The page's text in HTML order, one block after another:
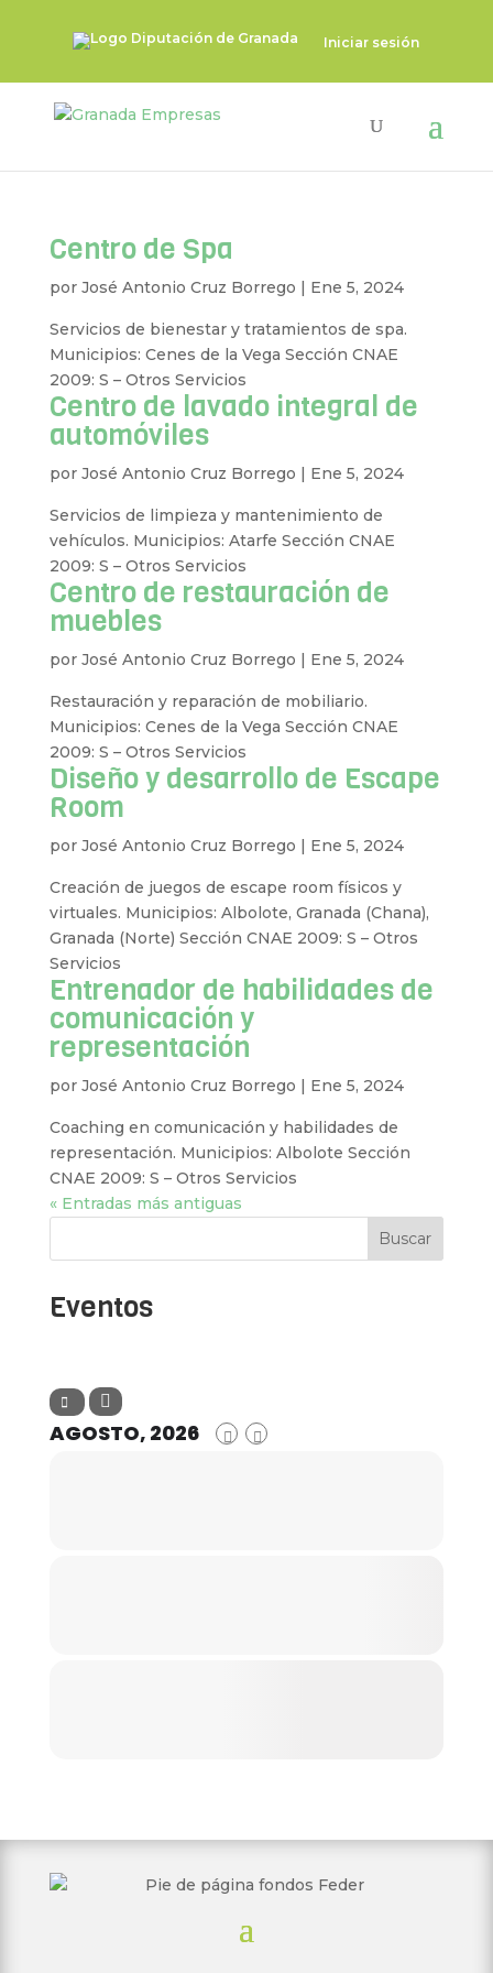
Iniciar sesión
Centro de Spa
por José Antonio Cruz Borrego | Ene 5, 2024
Servicios de bienestar y tratamientos de spa.
Municipios: Cenes de la Vega Sección CNAE
2009: S – Otros Servicios
Centro de lavado integral de
automóviles
por José Antonio Cruz Borrego | Ene 5, 2024
Servicios de limpieza y mantenimiento de
vehículos. Municipios: Atarfe Sección CNAE
2009: S – Otros Servicios
Centro de restauración de
muebles
por José Antonio Cruz Borrego | Ene 5, 2024
Restauración y reparación de mobiliario.
Municipios: Cenes de la Vega Sección CNAE
2009: S – Otros Servicios
Diseño y desarrollo de Escape
Room
por José Antonio Cruz Borrego | Ene 5, 2024
Creación de juegos de escape room físicos y
virtuales. Municipios: Albolote, Granada (Chana),
Granada (Norte) Sección CNAE 2009: S – Otros
Servicios
Entrenador de habilidades de
comunicación y
representación
por José Antonio Cruz Borrego | Ene 5, 2024
Coaching en comunicación y habilidades de
representación. Municipios: Albolote Sección
CNAE 2009: S – Otros Servicios
« Entradas más antiguas
Buscar
Eventos
AGOSTO, 2026